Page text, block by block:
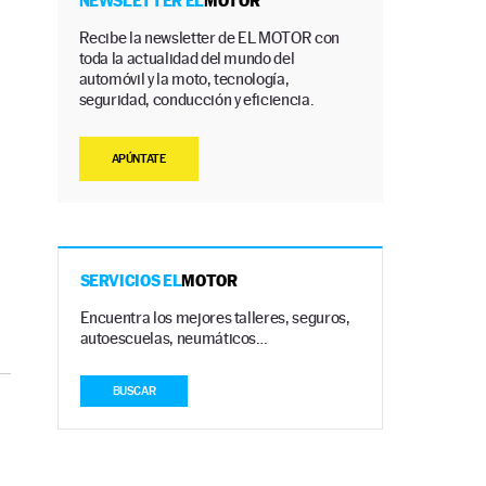
Recibe la newsletter de EL MOTOR con
toda la actualidad del mundo del
automóvil y la moto, tecnología,
seguridad, conducción y eficiencia.
APÚNTATE
SERVICIOS ELMOTOR
Encuentra los mejores talleres, seguros,
autoescuelas, neumáticos…
BUSCAR